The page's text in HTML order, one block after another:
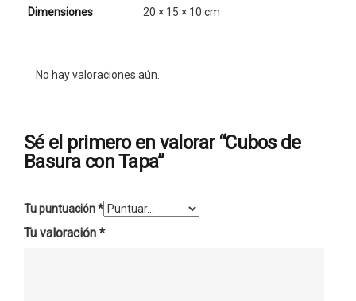
Dimensiones
20 × 15 × 10 cm
No hay valoraciones aún.
Sé el primero en valorar “Cubos de
Basura con Tapa”
Tu puntuación*
Tu valoración *